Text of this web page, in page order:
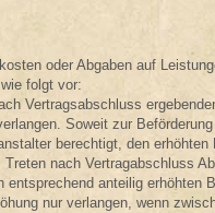
oder Abgaben auf
folgt vor:
Vertragsabschluss
Soweit zur
berechtigt, den
nach Vertragabschluss
entsprechend anteilig erhöhten
nur verlangen, wenn